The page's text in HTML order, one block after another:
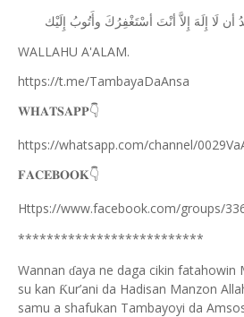
ﺃﻥ ﻟَﺎ ﺇِﻟَﻪَ ﺇِﻻَّ ﺃﻧْﺖَ ﺃﺳْﺘَﻐْﻔِﺮُﻙَ ﻭﺃَﺗُﻮﺏُ ﺇِﻟَﻴْﻚ
WALLAHU A'ALAM.
https://t.me/TambayaDaAnsa
𝐖𝐇𝐀𝐓𝐒𝐀𝐏𝐏👇
https://whatsapp.com/channel/
𝐅𝐀𝐂𝐄𝐁𝐎𝐎𝐊👇
Https://www.facebook.com/groups/
**************************
Wannan ɗaya ne daga cikin fatahowin
su kan Ƙur’ani da Hadisan Manzon
samu a shafukan Tambayoyi da